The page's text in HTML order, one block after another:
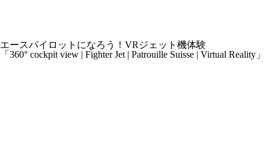
エースパイロットになろう！VRジェット機体験
「360° cockpit view | Fighter Jet | Patrouille Suisse | Virtual Reality」